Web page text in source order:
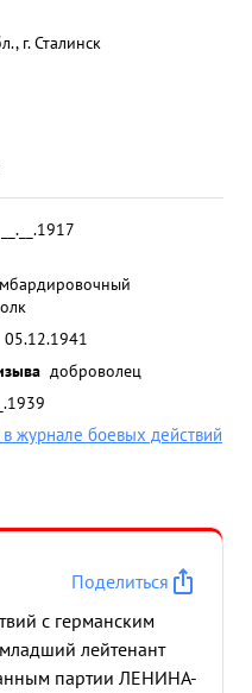
г. Сталинск
__.__.1917
05.12.1941
доброволец
журнале боевых действий
Поделиться
с германским
лейтенант
партии ЛЕНИНА-